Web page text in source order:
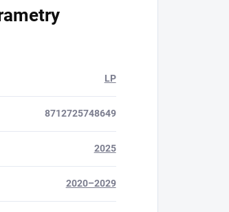
LP
8712725748649
2025
2020–2029